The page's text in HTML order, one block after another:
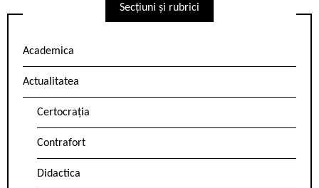
Secțiuni și rubrici
Academica
Actualitatea
Certocrația
Contrafort
Didactica